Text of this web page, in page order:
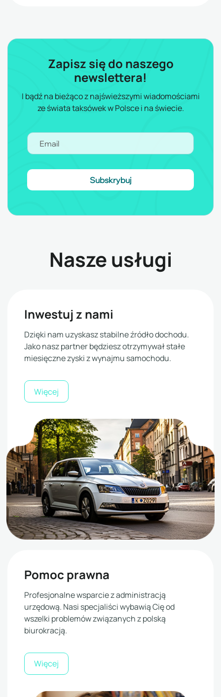
Zapisz się do naszego
newslettera!
I bądź na bieżąco z najświeższymi wiadomościami
ze świata taksówek w Polsce i na świecie.
Nasze usługi
Inwestuj z nami
Dzięki nam uzyskasz stabilne źródło dochodu.
Jako nasz partner będziesz otrzymywał stałe
miesięczne zyski z wynajmu samochodu.
Więcej
Pomoc prawna
Profesjonalne wsparcie z administracją
urzędową. Nasi specjaliści wybawią Cię od
wszelki problemów związanych z polską
biurokracją.
Więcej